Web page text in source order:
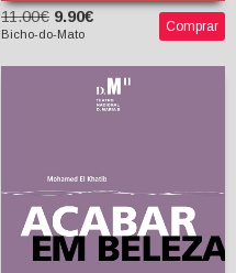
11.00€ 9.90€
Bicho-do-Mato Comprar
Alexandra Moreira da
Silva (tradutor)